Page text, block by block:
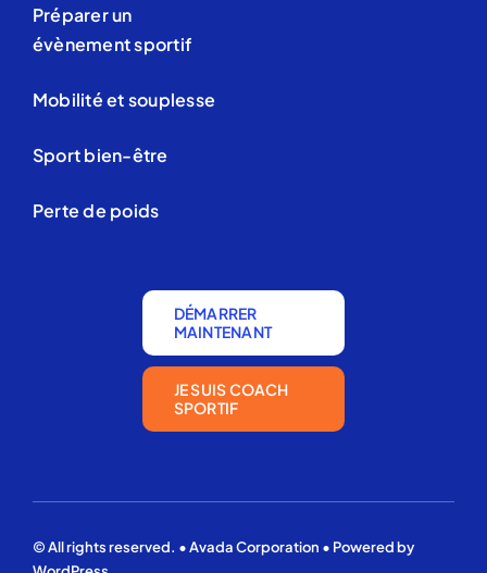
Préparer un
évènement sportif
Mobilité et souplesse
Sport bien-être
Perte de poids
DÉMARRER
MAINTENANT
JE SUIS COACH
SPORTIF
© All rights reserved. • Avada Corporation • Powered by